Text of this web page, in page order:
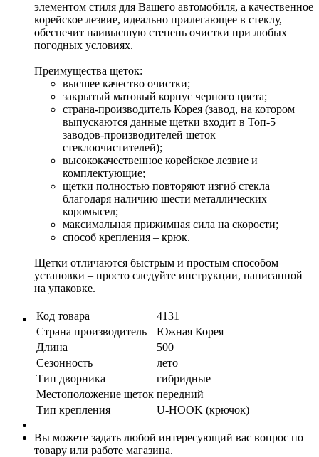
элементом стиля для Вашего автомобиля, а качественное
корейское лезвие, идеально прилегающее в стеклу,
обеспечит наивысшую степень очистки при любых
погодных условиях.
Преимущества щеток:
высшее качество очистки;
закрытый матовый корпус черного цвета;
страна-производитель Корея (завод, на котором
выпускаются данные щетки входит в Топ-5
заводов-производителей щеток
стеклоочистителей);
высококачественное корейское лезвие и
комплектующие;
щетки полностью повторяют изгиб стекла
благодаря наличию шести металлических
коромысел;
максимальная прижимная сила на скорости;
способ крепления – крюк.
Щетки отличаются быстрым и простым способом
установки – просто следуйте инструкции, написанной
на упаковке.
Код товара
4131
Страна производитель
Южная Корея
Длина
500
Сезонность
лето
Тип дворника
гибридные
Местоположение щеток передний
Тип крепления
U-HOOK (крючок)
Вы можете задать любой интересующий вас вопрос по
товару или работе магазина.